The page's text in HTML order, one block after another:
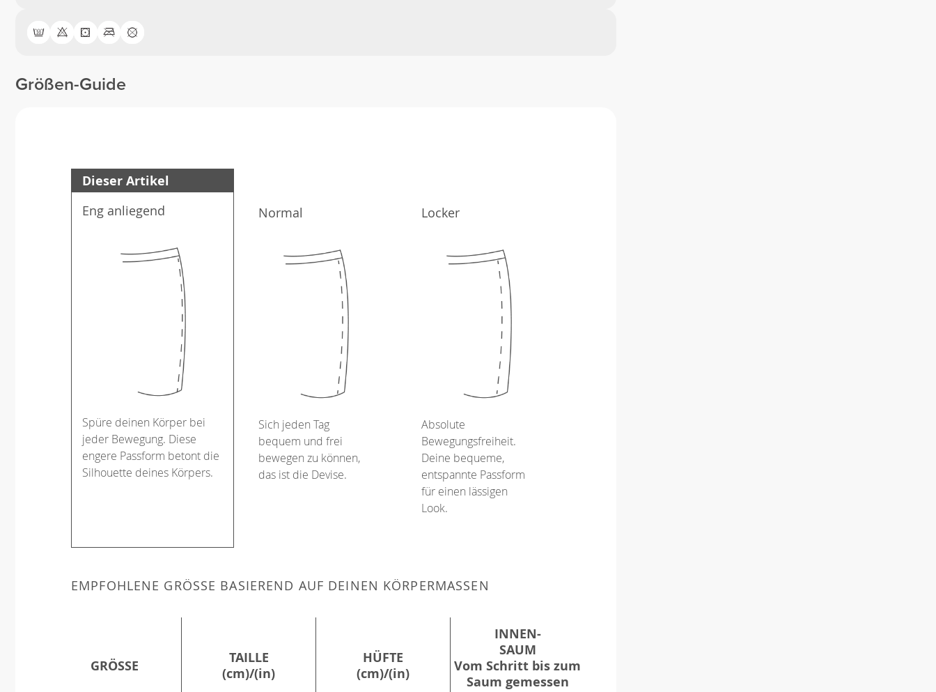
Größen-Guide
Dieser Artikel
Eng anliegend
Spüre deinen Körper bei
jeder Bewegung. Diese
engere Passform betont die
Silhouette deines Körpers.
Normal
Sich jeden Tag
bequem und frei
bewegen zu können,
das ist die Devise.
Locker
Absolute
Bewegungsfreiheit.
Deine bequeme,
entspannte Passform
für einen lässigen
Look.
EMPFOHLENE GRÖSSE BASIEREND AUF DEINEN KÖRPERMASSEN
GRÖSSE
TAILLE
(cm)/(in)
HÜFTE
(cm)/(in)
INNEN-
SAUM
Vom Schritt bis zum
Saum gemessen